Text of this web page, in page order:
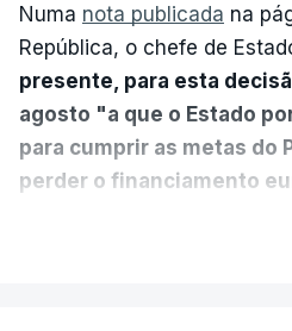
Numa nota publicada na
República, o chefe de
presente, para esta
agosto "a que o Estado
para cumprir as metas do
perder o financiamento